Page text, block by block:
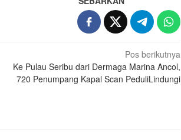
Pos berikutnya
Ke Pulau Seribu dari Dermaga Marina Ancol,
720 Penumpang Kapal Scan PeduliLindungi